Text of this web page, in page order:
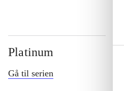
Platinum
Gå til serien